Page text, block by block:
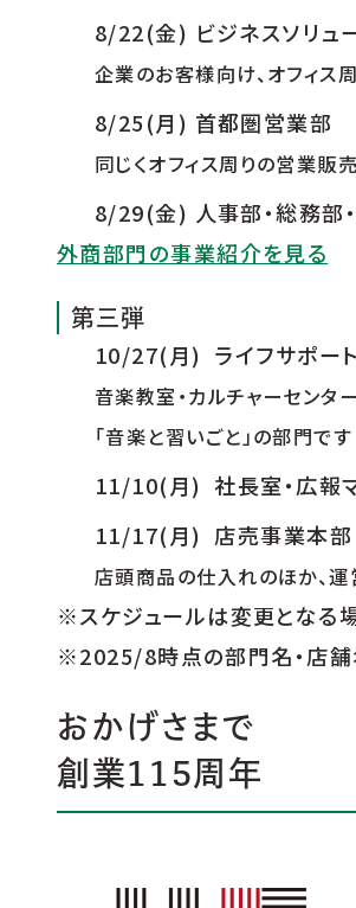
8/22(金) ビジネスソリュ
企業のお客様向け、オフィス
8/25(月) 首都圏営業部
同じくオフィス周りの営業販
8/29(金) 人事部・総務部
外商部門の事業紹介を見る
第三弾
10/27(月) ライフサポー
音楽教室・カルチャーセンタ
「音楽と習いごと」の部門です
11/10(月) 社長室・広報
11/17(月) 店売事業本部
店頭商品の仕入れのほか、運
※スケジュールは変更となる
※2025/8時点の部門名・店舗
おかげさまで
創業115周年